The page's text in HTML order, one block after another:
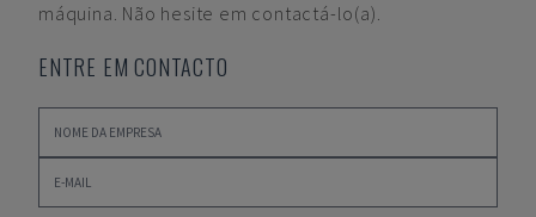
máquina. Não hesite em contactá-lo(a).
ENTRE EM CONTACTO